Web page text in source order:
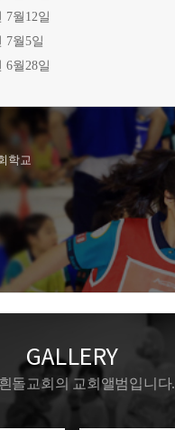
7월12일
7월5일
6월28일
학교
GALLERY
돌교회의 교회앨범입니다.